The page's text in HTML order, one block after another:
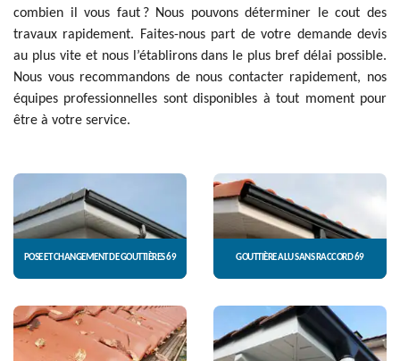
combien il vous faut ? Nous pouvons déterminer le cout des
travaux rapidement. Faites-nous part de votre demande devis
au plus vite et nous l’établirons dans le plus bref délai possible.
Nous vous recommandons de nous contacter rapidement, nos
équipes professionnelles sont disponibles à tout moment pour
être à votre service.
POSE ET CHANGEMENT DE GOUTTIÈRES 69 GOUTTIÈRE ALU SANS RACCORD 69